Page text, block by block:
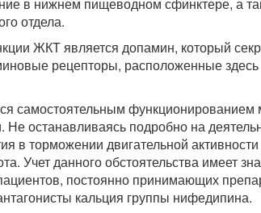
отдела.
ЖКТ является допамин, который
рецепторы, расположенные
самостоятельным
Не останавливаясь подробно на
в торможении двигательной активности
Учет данного обстоятельства имеет
постоянно принимающих
кальция группы нифедипина.